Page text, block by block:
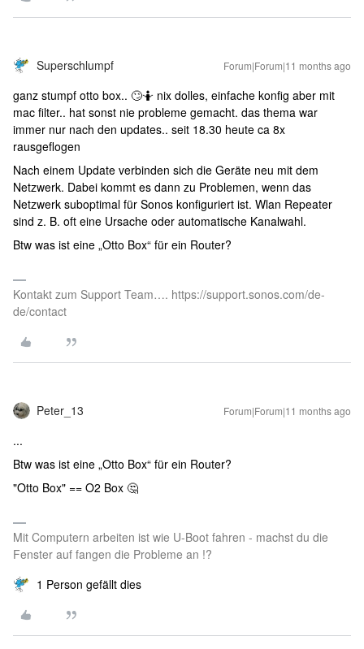
Superschlumpf Forum|Forum|11 months ago
ganz stumpf otto box.. 🙄🤷 nix dolles, einfache konfig aber mit
mac filter.. hat sonst nie probleme gemacht. das thema war
immer nur nach den updates.. seit 18.30 heute ca 8x
rausgeflogen
Nach einem Update verbinden sich die Geräte neu mit dem
Netzwerk. Dabei kommt es dann zu Problemen, wenn das
Netzwerk suboptimal für Sonos konfiguriert ist. Wlan Repeater
sind z. B. oft eine Ursache oder automatische Kanalwahl.
Btw was ist eine „Otto Box“ für ein Router?
Kontakt zum Support Team…. https://support.sonos.com/de-
de/contact
Peter_13 Forum|Forum|11 months ago
...
Btw was ist eine „Otto Box“ für ein Router?
"Otto Box" == O2 Box 🤔
Mit Computern arbeiten ist wie U-Boot fahren - machst du die
Fenster auf fangen die Probleme an !?
1 Person gefällt dies